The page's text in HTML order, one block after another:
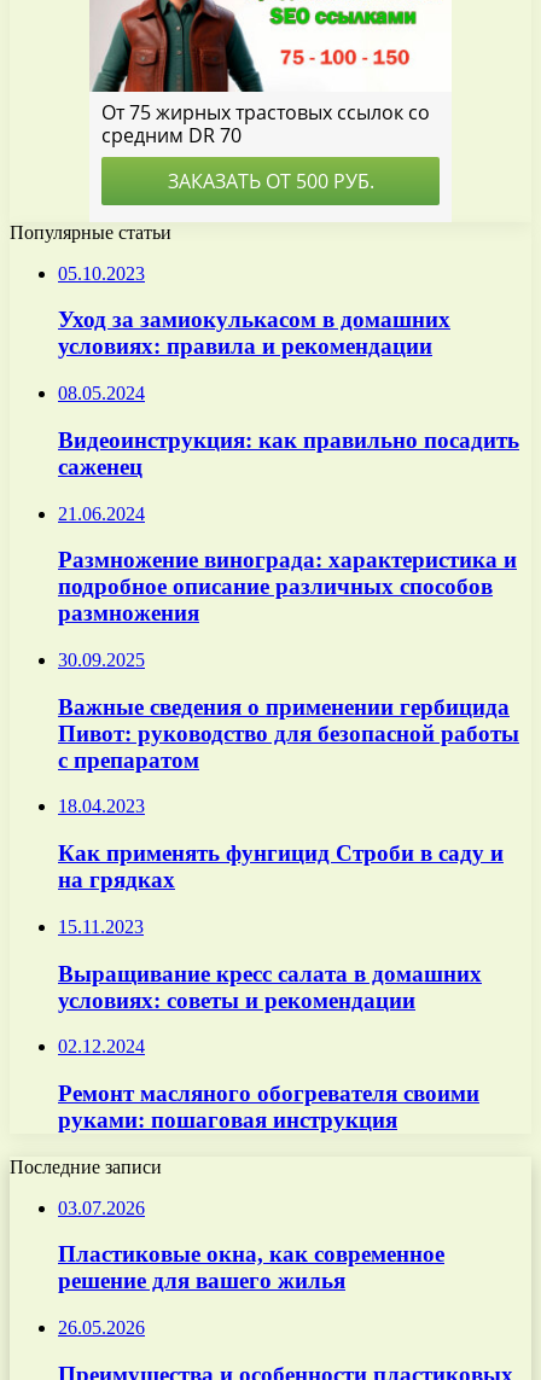
Популярные статьи
05.10.2023
Уход за замиокулькасом в домашних
условиях: правила и рекомендации
08.05.2024
Видеоинструкция: как правильно посадить
саженец
21.06.2024
Размножение винограда: характеристика и
подробное описание различных способов
размножения
30.09.2025
Важные сведения о применении гербицида
Пивот: руководство для безопасной работы
с препаратом
18.04.2023
Как применять фунгицид Строби в саду и
на грядках
15.11.2023
Выращивание кресс салата в домашних
условиях: советы и рекомендации
02.12.2024
Ремонт масляного обогревателя своими
руками: пошаговая инструкция
Последние записи
03.07.2026
Пластиковые окна, как современное
решение для вашего жилья
26.05.2026
Преимущества и особенности пластиковых